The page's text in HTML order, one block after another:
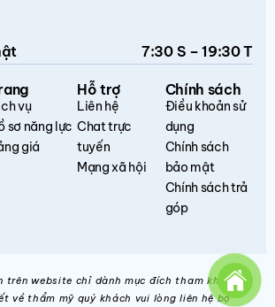
7:30 S – 19:30 T
vụ
sơ năng lực
giá
Hỗ trợ
Liên hệ
Chat trực
tuyến
Mạng xã hội
Chính sách
Điều khoản sử
dụng
Chính sách
bảo mật
Chính sách trả
góp
trên website chỉ dành mục đích tham khảo.
về thẩm mỹ quý khách vui lòng liên hệ bộ